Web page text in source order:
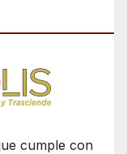
cumple con